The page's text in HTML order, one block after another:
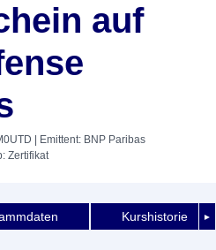
auf
| Emittent: BNP Paribas
Zertifikat
►
Kurshistorie